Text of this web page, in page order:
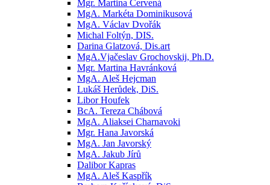
Mgr. Martina Červená
MgA. Markéta Dominikusová
MgA. Václav Dvořák
Michal Foltýn, DIS.
Darina Glatzová, Dis.art
MgA.Vjačeslav Grochovskij, Ph.D.
Mgr. Martina Havránková
MgA. Aleš Hejcman
Lukáš Herůdek, DiS.
Libor Houfek
BcA. Tereza Chábová
MgA. Aliaksei Charnavoki
Mgr. Hana Javorská
MgA. Jan Javorský
MgA. Jakub Jírů
Dalibor Kapras
MgA. Aleš Kaspřík